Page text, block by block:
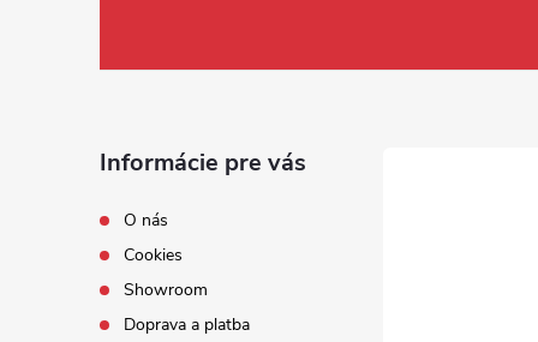
Informácie pre vás
O nás
Cookies
Showroom
Doprava a platba